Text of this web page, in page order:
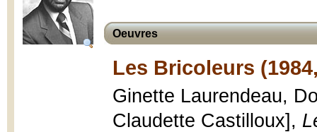
Oeuvres
Les Bricoleurs
Ginette Laurendeau,
Claudette Castilloux],